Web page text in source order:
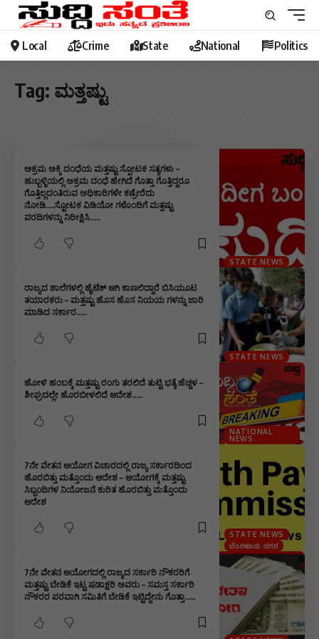
Local Crime State National Politics
Tag: ಮತ್ತಷ್ಟು
STATE NEWS
ಅಕ್ರಮ ಅಕ್ಕಿ ದಂಧೆಯ ಮತ್ತಷ್ಟು ಸ್ಪೋಟಕ ಸತ್ಯಗಳು –
ಹುಬ್ಬಳ್ಳಿಯಲ್ಲಿ ಅಕ್ರಮ ದಂಧೆ ಹೇಗಿದೆ ಗೊತ್ತಾ ಗೊತ್ತಿದ್ದರೂ
ಗೊತ್ತಿಲ್ಲದಂತಿರುವ ಅಧಿಕಾರಿಗಳೇ ಕಣ್ರೇರೆದು
ನೋಡಿ….ಸ್ಟೋಟಕ ವಿಡಿಯೋ ಗಳೊಂದಿಗೆ ಮತ್ತಷ್ಟು
ವರದಿಗಳನ್ನು ನಿರೀಕ್ಷಿಸಿ…..
STATE NEWS
ರಾಜ್ಯದ ಶಾಲೆಗಳಲ್ಲಿ ಹೈಟೆಕ್ ಆಗಿ ಕಾಣಲಿದ್ದಾರೆ ಬಿಸಿಯೂಟ
ತಯಾರಕರು – ಮತ್ತಷ್ಟು ಹೊಸ ಹೊಸ ನಿಯಯ ಗಳ‌‌ನ್ನು ಜಾರಿ
ಮಾಡಿದ ಸರ್ಕಾರ…..
NATIONAL
NEWS
ಹೋಳಿ ಹಂಬಕ್ಕೆ ಮತ್ತಷ್ಟು ರಂಗು ತರಲಿದೆ ತುಟ್ಟಿ ಭತ್ಯೆ ಹೆಚ್ಚಳ –
ಶೀಘ್ರದಲ್ಲೇ ಹೊರಬೀಳಲಿದೆ ಆದೇಶ‌…..
STATE NEWS
ಬೆಂಗಳೂರು ನಗರ
7ನೇ ವೇತನ ಆಯೋಗ ವಿಚಾರದಲ್ಲಿ ರಾಜ್ಯ ಸರ್ಕಾರದಿಂದ
ಹೊರಬಿತ್ತು ಮತ್ತೊಂದು ಆದೇಶ – ಆಯೋಗಕ್ಕೆ ಮತ್ತಷ್ಟು
ಸಿಬ್ಬಂದಿಗಳ ನಿಯೋಜನೆ ಕುರಿತ ಹೊರಬಿತ್ತು ಮತ್ತೊಂದು
ಆದೇಶ
7ನೇ ವೇತನ ಆಯೋಗದಲ್ಲಿ ರಾಜ್ಯದ ಸರ್ಕಾರಿ ನೌಕರರಿಗೆ
ಮತ್ತಷ್ಟು ಬೇಡಿಕೆ ಇಟ್ಟ ಷಡಾಕ್ಷರಿ ಅವರು – ಸಮಸ್ತ ಸರ್ಕಾರಿ
ನೌಕರರ ಪರವಾಗಿ ಸಮಿತಿಗೆ ಬೇಡಿಕೆ ಇಟ್ಟಿದ್ದೇನು ಗೊತ್ತಾ…..